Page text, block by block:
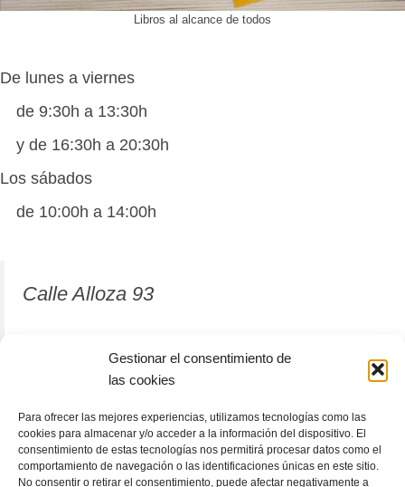
Gestionar el consentimiento de
las cookies
Para ofrecer las mejores experiencias, utilizamos tecnologías como las
cookies para almacenar y/o acceder a la información del dispositivo. El
consentimiento de estas tecnologías nos permitirá procesar datos como el
comportamiento de navegación o las identificaciones únicas en este sitio.
No consentir o retirar el consentimiento, puede afectar negativamente a
Libros al alcance de todos
De lunes a viernes
de 9:30h a 13:30h
y de 16:30h a 20:30h
Los sábados
de 10:00h a 14:00h
Calle Alloza 93
12001 Castellón de la Plana
964 81 37 63